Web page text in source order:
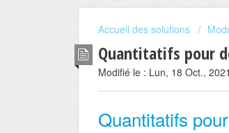
Accueil des solutions
Quantitatifs pour
Modifié le : Lun, 18 Oct.,
Quantitatifs